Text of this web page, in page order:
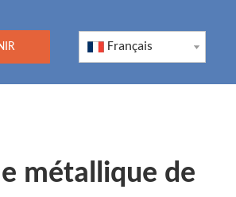
Français
métallique de